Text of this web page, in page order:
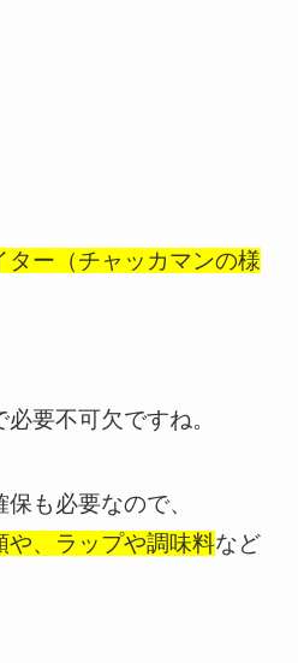
ター（チャッカマンの様
要不可欠ですね。
も必要なので、
や、ラップや調味料など